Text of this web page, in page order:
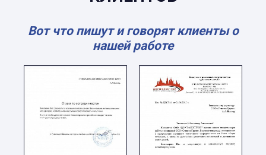
Вот что пишут и говорят клиенты о
нашей работе